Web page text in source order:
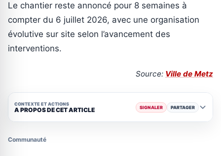
Le chantier reste annoncé pour 8 semaines à
compter du 6 juillet 2026, avec une organisation
évolutive sur site selon l’avancement des
interventions.
Source: Ville de Metz
CONTEXTE ET ACTIONS
A PROPOS DE CET ARTICLE SIGNALER PARTAGER
Communauté